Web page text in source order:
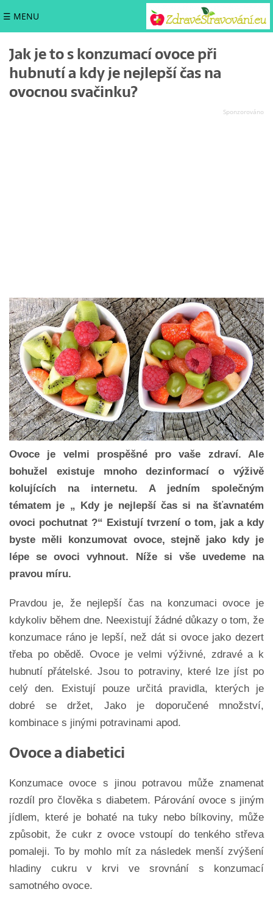
☰ MENU
Jak je to s konzumací ovoce při
hubnutí a kdy je nejlepší čas na
ovocnou svačinku?
Ovoce je velmi prospěšné pro vaše zdraví. Ale
bohužel existuje mnoho dezinformací o výživě
kolujících na internetu. A jedním společným
tématem je „ Kdy je nejlepší čas si na šťavnatém
ovoci pochutnat ?“ Existují tvrzení o tom, jak a kdy
byste měli konzumovat ovoce, stejně jako kdy je
lépe se ovoci vyhnout. Níže si vše uvedeme na
pravou míru.
Pravdou je, že nejlepší čas na konzumaci ovoce je
kdykoliv během dne. Neexistují žádné důkazy o tom, že
konzumace ráno je lepší, než dát si ovoce jako dezert
třeba po obědě. Ovoce je velmi výživné, zdravé a k
hubnutí přátelské. Jsou to potraviny, které lze jíst po
celý den. Existují pouze určitá pravidla, kterých je
dobré se držet, Jako je doporučené množství,
kombinace s jinými potravinami apod.
Ovoce a diabetici
Konzumace ovoce s jinou potravou může znamenat
rozdíl pro člověka s diabetem. Párování ovoce s jiným
jídlem, které je bohaté na tuky nebo bílkoviny, může
způsobit, že cukr z ovoce vstoupí do tenkého střeva
pomaleji. To by mohlo mít za následek menší zvýšení
hladiny cukru v krvi ve srovnání s konzumací
samotného ovoce.